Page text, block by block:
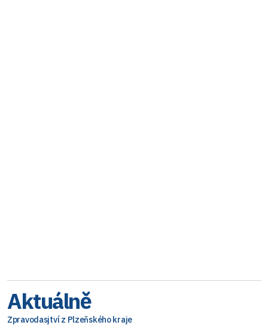
Aktuálně
Zpravodasjtví z Plzeňského kraje